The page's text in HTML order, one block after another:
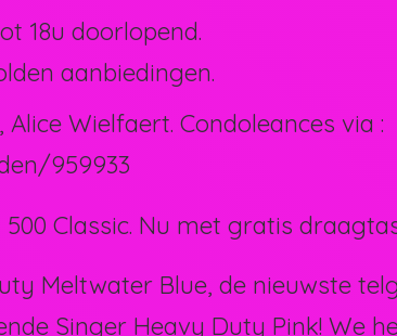
18u doorlopend.
aanbiedingen.
Wielfaert. Condoleances via :
959933
Classic. Nu met gratis
Meltwater Blue, de nieuwste
Singer Heavy Duty Pink! We